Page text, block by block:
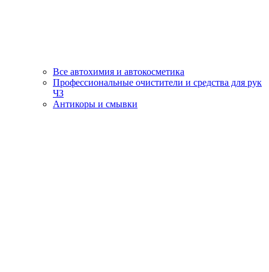
Все автохимия и автокосметика
Профессиональные очистители и средства для рук
ЧЗ
Антикоры и смывки